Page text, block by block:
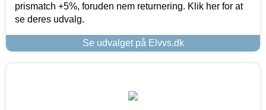
prismatch +5%, foruden nem returnering. Klik her for at
se deres udvalg.
Se udvalget på Elvvs.dk